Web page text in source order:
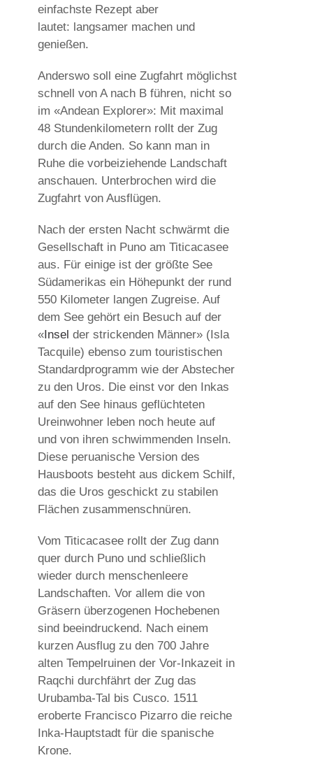
einfachste Rezept aber
lautet: langsamer machen und
genießen.
Anderswo soll eine Zugfahrt möglichst
schnell von A nach B führen, nicht so
im «Andean Explorer»: Mit maximal
48 Stundenkilometern rollt der Zug
durch die Anden. So kann man in
Ruhe die vorbeiziehende Landschaft
anschauen. Unterbrochen wird die
Zugfahrt von Ausflügen.
Nach der ersten Nacht schwärmt die
Gesellschaft in Puno am Titicacasee
aus. Für einige ist der größte See
Südamerikas ein Höhepunkt der rund
550 Kilometer langen Zugreise. Auf
dem See gehört ein Besuch auf der
«Insel der strickenden Männer» (Isla
Tacquile) ebenso zum touristischen
Standardprogramm wie der Abstecher
zu den Uros. Die einst vor den Inkas
auf den See hinaus geflüchteten
Ureinwohner leben noch heute auf
und von ihren schwimmenden Inseln.
Diese peruanische Version des
Hausboots besteht aus dickem Schilf,
das die Uros geschickt zu stabilen
Flächen zusammenschnüren.
Vom Titicacasee rollt der Zug dann
quer durch Puno und schließlich
wieder durch menschenleere
Landschaften. Vor allem die von
Gräsern überzogenen Hochebenen
sind beeindruckend. Nach einem
kurzen Ausflug zu den 700 Jahre
alten Tempelruinen der Vor-Inkazeit in
Raqchi durchfährt der Zug das
Urubamba-Tal bis Cusco. 1511
eroberte Francisco Pizarro die reiche
Inka-Hauptstadt für die spanische
Krone.